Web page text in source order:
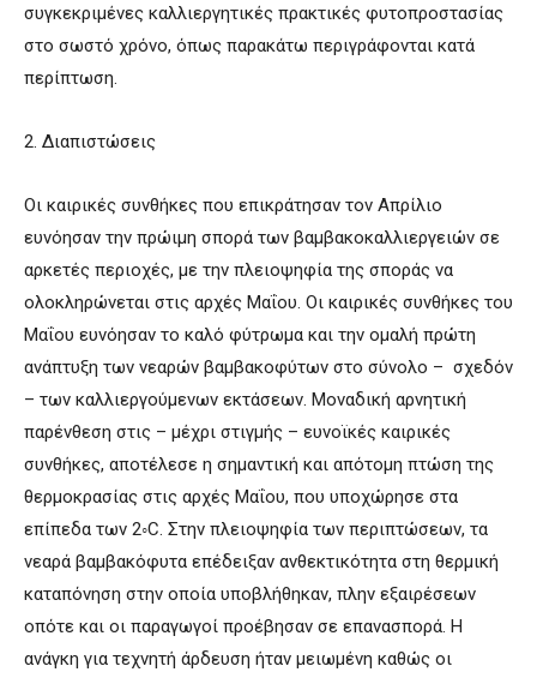
συγκεκριμένες καλλιεργητικές πρακτικές φυτοπροστασίας
στο σωστό χρόνο, όπως παρακάτω περιγράφονται κατά
περίπτωση.
2. Διαπιστώσεις
Οι καιρικές συνθήκες που επικράτησαν τον Απρίλιο
ευνόησαν την πρώιμη σπορά των βαμβακοκαλλιεργειών σε
αρκετές περιοχές, με την πλειοψηφία της σποράς να
ολοκληρώνεται στις αρχές Μαΐου. Οι καιρικές συνθήκες του
Μαΐου ευνόησαν το καλό φύτρωμα και την ομαλή πρώτη
ανάπτυξη των νεαρών βαμβακοφύτων στο σύνολο – σχεδόν
– των καλλιεργούμενων εκτάσεων. Μοναδική αρνητική
παρένθεση στις – μέχρι στιγμής – ευνοϊκές καιρικές
συνθήκες, αποτέλεσε η σημαντική και απότομη πτώση της
θερμοκρασίας στις αρχές Μαΐου, που υποχώρησε στα
επίπεδα των 2◦C. Στην πλειοψηφία των περιπτώσεων, τα
νεαρά βαμβακόφυτα επέδειξαν ανθεκτικότητα στη θερμική
καταπόνηση στην οποία υποβλήθηκαν, πλην εξαιρέσεων
οπότε και οι παραγωγοί προέβησαν σε επανασπορά. Η
ανάγκη για τεχνητή άρδευση ήταν μειωμένη καθώς οι